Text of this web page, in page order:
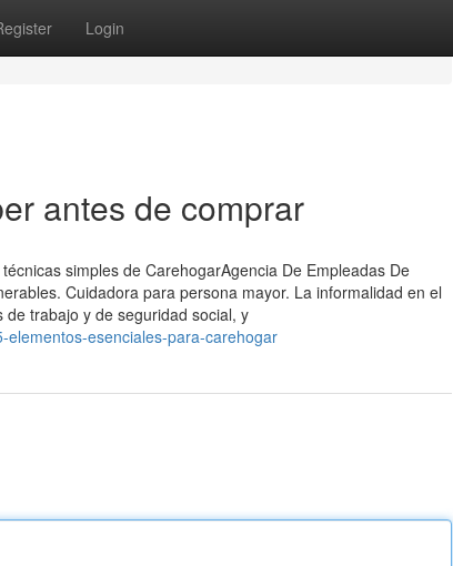
Login
antes de comprar
simples de CarehogarAgencia De Empleadas De
Cuidadora para persona mayor. La informalidad en el
trabajo y de seguridad social, y
esenciales-para-carehogar